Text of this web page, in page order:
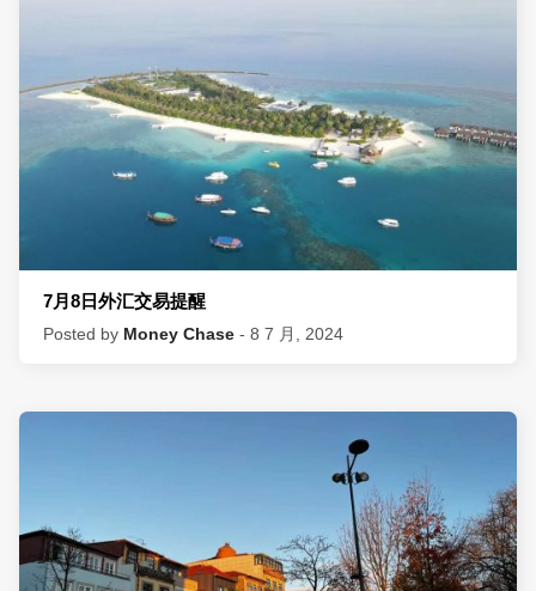
7月8日外汇交易提醒
Posted by Money Chase - 8 7 月, 2024